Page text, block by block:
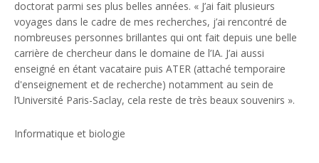
doctorat parmi ses plus belles années. « J’ai fait plusieurs
voyages dans le cadre de mes recherches, j’ai rencontré de
nombreuses personnes brillantes qui ont fait depuis une belle
carrière de chercheur dans le domaine de l’IA. J’ai aussi
enseigné en étant vacataire puis ATER (attaché temporaire
d'enseignement et de recherche) notamment au sein de
l’Université Paris-Saclay, cela reste de très beaux souvenirs ».
Informatique et biologie